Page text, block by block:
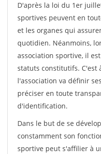
D'après la loi du 1er
sportives peuvent en
et les organes qui
quotidien. Néanmoins,
association sportive, il
statuts constitutifs. C'est
l'association va définir
préciser en toute
d'identification.
Dans le but de se
constamment son
sportive peut s'affilier à